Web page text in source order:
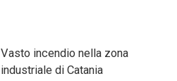
Vasto incendio nella zona
industriale di Catania